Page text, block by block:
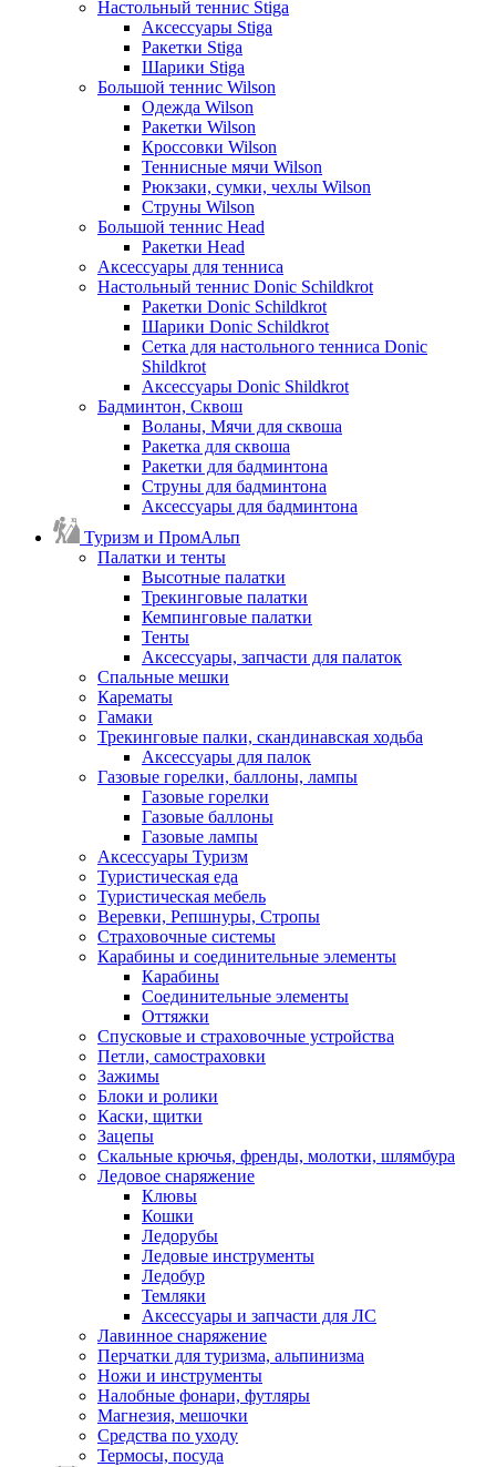
Настольный теннис Stiga
Аксессуары Stiga
Ракетки Stiga
Шарики Stiga
Большой теннис Wilson
Одежда Wilson
Ракетки Wilson
Кроссовки Wilson
Теннисные мячи Wilson
Рюкзаки, сумки, чехлы Wilson
Струны Wilson
Большой теннис Head
Ракетки Head
Аксессуары для тенниса
Настольный теннис Donic Schildkrot
Ракетки Donic Schildkrot
Шарики Donic Schildkrot
Сетка для настольного тенниса Donic
Shildkrot
Аксессуары Donic Shildkrot
Бадминтон, Сквош
Воланы, Мячи для сквоша
Ракетка для сквоша
Ракетки для бадминтона
Струны для бадминтона
Аксессуары для бадминтона
Туризм и ПромАльп
Палатки и тенты
Высотные палатки
Трекинговые палатки
Кемпинговые палатки
Тенты
Аксессуары, запчасти для палаток
Спальные мешки
Карематы
Гамаки
Трекинговые палки, скандинавская ходьба
Аксессуары для палок
Газовые горелки, баллоны, лампы
Газовые горелки
Газовые баллоны
Газовые лампы
Аксессуары Туризм
Туристическая еда
Туристическая мебель
Веревки, Репшнуры, Стропы
Страховочные системы
Карабины и соединительные элементы
Карабины
Соединительные элементы
Оттяжки
Спусковые и страховочные устройства
Петли, самостраховки
Зажимы
Блоки и ролики
Каски, щитки
Зацепы
Скальные крючья, френды, молотки, шлямбура
Ледовое снаряжение
Клювы
Кошки
Ледорубы
Ледовые инструменты
Ледобур
Темляки
Аксессуары и запчасти для ЛС
Лавинное снаряжение
Перчатки для туризма, альпинизма
Ножи и инструменты
Налобные фонари, футляры
Магнезия, мешочки
Средства по уходу
Термосы, посуда